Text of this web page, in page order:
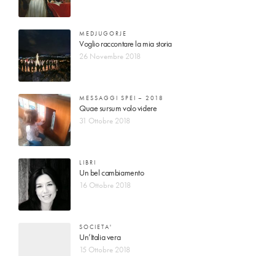
MEDJUGORJE
Voglio raccontare la mia storia
26 Novembre 2018
MESSAGGI SPEI – 2018
Quae sursum volo videre
31 Ottobre 2018
LIBRI
Un bel cambiamento
16 Ottobre 2018
SOCIETA'
Un’Italia vera
15 Ottobre 2018